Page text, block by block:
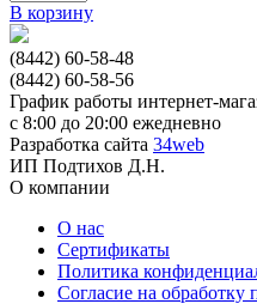
В корзину
(8442) 60-58-48
(8442) 60-58-56
График работы интернет-
с 8:00 до 20:00 ежедневно
Разработка сайта 34web
ИП Подтихов Д.Н.
О компании
О нас
Сертификаты
Политика
Согласие на